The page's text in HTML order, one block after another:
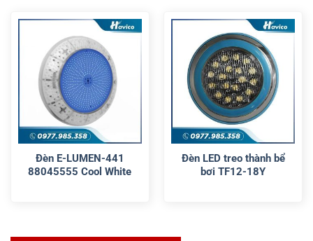
Đèn E-LUMEN-441
88045555 Cool White
Đèn LED treo thành bể
bơi TF12-18Y